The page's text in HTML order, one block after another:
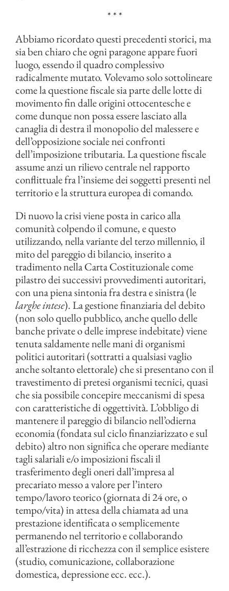
* * *
Abbiamo ricordato questi precedenti storici, ma
sia ben chiaro che ogni paragone appare fuori
luogo, essendo il quadro complessivo
radicalmente mutato. Volevamo solo sottolineare
come la questione fiscale sia parte delle lotte di
movimento fin dalle origini ottocentesche e
come dunque non possa essere lasciato alla
canaglia di destra il monopolio del malessere e
dell’opposizione sociale nei confronti
dell’imposizione tributaria. La questione fiscale
assume anzi un rilievo centrale nel rapporto
conflittuale fra l’insieme dei soggetti presenti nel
territorio e la struttura europea di comando.
Di nuovo la crisi viene posta in carico alla
comunità colpendo il comune, e questo
utilizzando, nella variante del terzo millennio, il
mito del pareggio di bilancio, inserito a
tradimento nella Carta Costituzionale come
pilastro dei successivi provvedimenti autoritari,
con una piena sintonia fra destra e sinistra (le
larghe intese). La gestione finanziaria del debito
(non solo quello pubblico, anche quello delle
banche private o delle imprese indebitate) viene
tenuta saldamente nelle mani di organismi
politici autoritari (sottratti a qualsiasi vaglio
anche soltanto elettorale) che si presentano con il
travestimento di pretesi organismi tecnici, quasi
che sia possibile concepire meccanismi di spesa
con caratteristiche di oggettività. L’obbligo di
mantenere il pareggio di bilancio nell’odierna
economia (fondata sul ciclo finanziarizzato e sul
debito) altro non significa che operare mediante
tagli salariali e/o imposizioni fiscali il
trasferimento degli oneri dall’impresa al
precariato messo a valore per l’intero
tempo/lavoro teorico (giornata di 24 ore, o
tempo/vita) in attesa della chiamata ad una
prestazione identificata o semplicemente
permanendo nel territorio e collaborando
all’estrazione di ricchezza con il semplice esistere
(studio, comunicazione, collaborazione
domestica, depressione ecc. ecc.).